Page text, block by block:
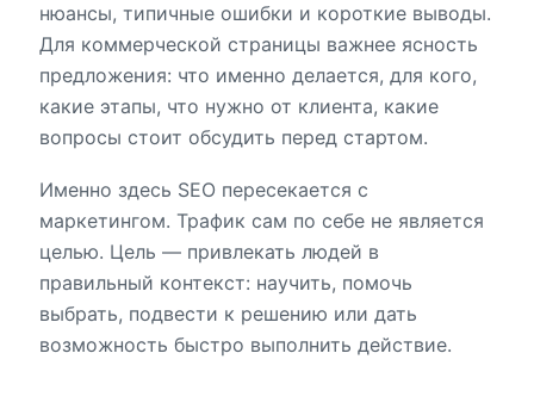
нюансы, типичные ошибки и короткие выводы.
Для коммерческой страницы важнее ясность
предложения: что именно делается, для кого,
какие этапы, что нужно от клиента, какие
вопросы стоит обсудить перед стартом.
Именно здесь SEO пересекается с
маркетингом. Трафик сам по себе не является
целью. Цель — привлекать людей в
правильный контекст: научить, помочь
выбрать, подвести к решению или дать
возможность быстро выполнить действие.